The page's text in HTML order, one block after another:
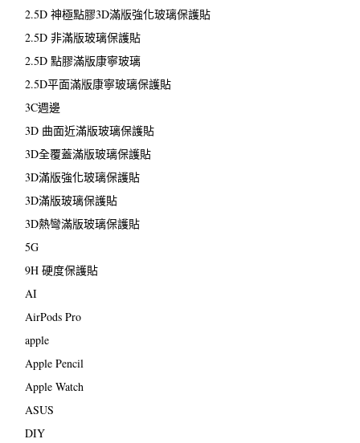
2.5D 神極點膠3D滿版強化玻璃保護貼
2.5D 非滿版玻璃保護貼
2.5D 點膠滿版康寧玻璃
2.5D平面滿版康寧玻璃保護貼
3C週邊
3D 曲面近滿版玻璃保護貼
3D全覆蓋滿版玻璃保護貼
3D滿版強化玻璃保護貼
3D滿版玻璃保護貼
3D熱彎滿版玻璃保護貼
5G
9H 硬度保護貼
AI
AirPods Pro
apple
Apple Pencil
Apple Watch
ASUS
DIY